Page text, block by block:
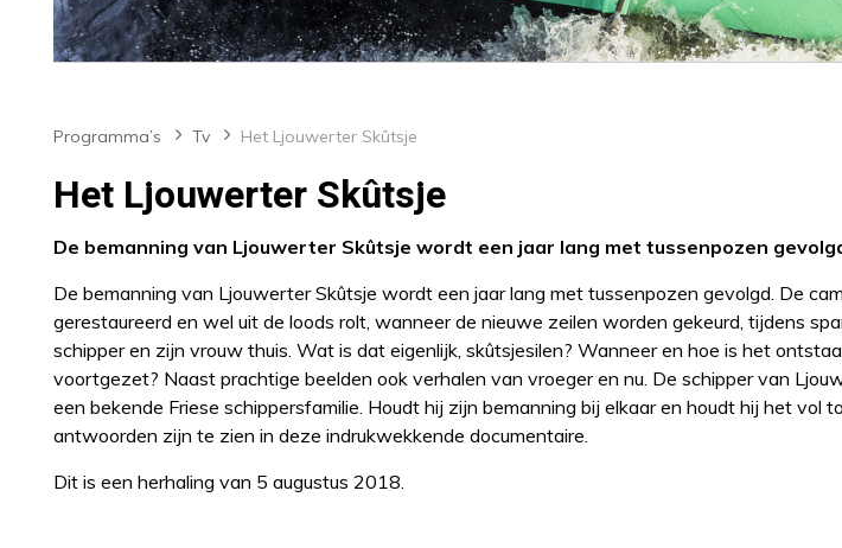
Programma’s Tv Het Ljouwerter Skûtsje
Het Ljouwerter Skûtsje
De bemanning van Ljouwerter Skûtsje wordt een jaar lang met tussenpozen
De bemanning van Ljouwerter Skûtsje wordt een jaar lang met tussenpozen gevolgd. De
gerestaureerd en wel uit de loods rolt, wanneer de nieuwe zeilen worden gekeurd, tijdens
schipper en zijn vrouw thuis. Wat is dat eigenlijk, skûtsjesilen? Wanneer en hoe is het
voortgezet? Naast prachtige beelden ook verhalen van vroeger en nu. De schipper van
een bekende Friese schippersfamilie. Houdt hij zijn bemanning bij elkaar en houdt hij het vol
antwoorden zijn te zien in deze indrukwekkende documentaire.
Dit is een herhaling van 5 augustus 2018.